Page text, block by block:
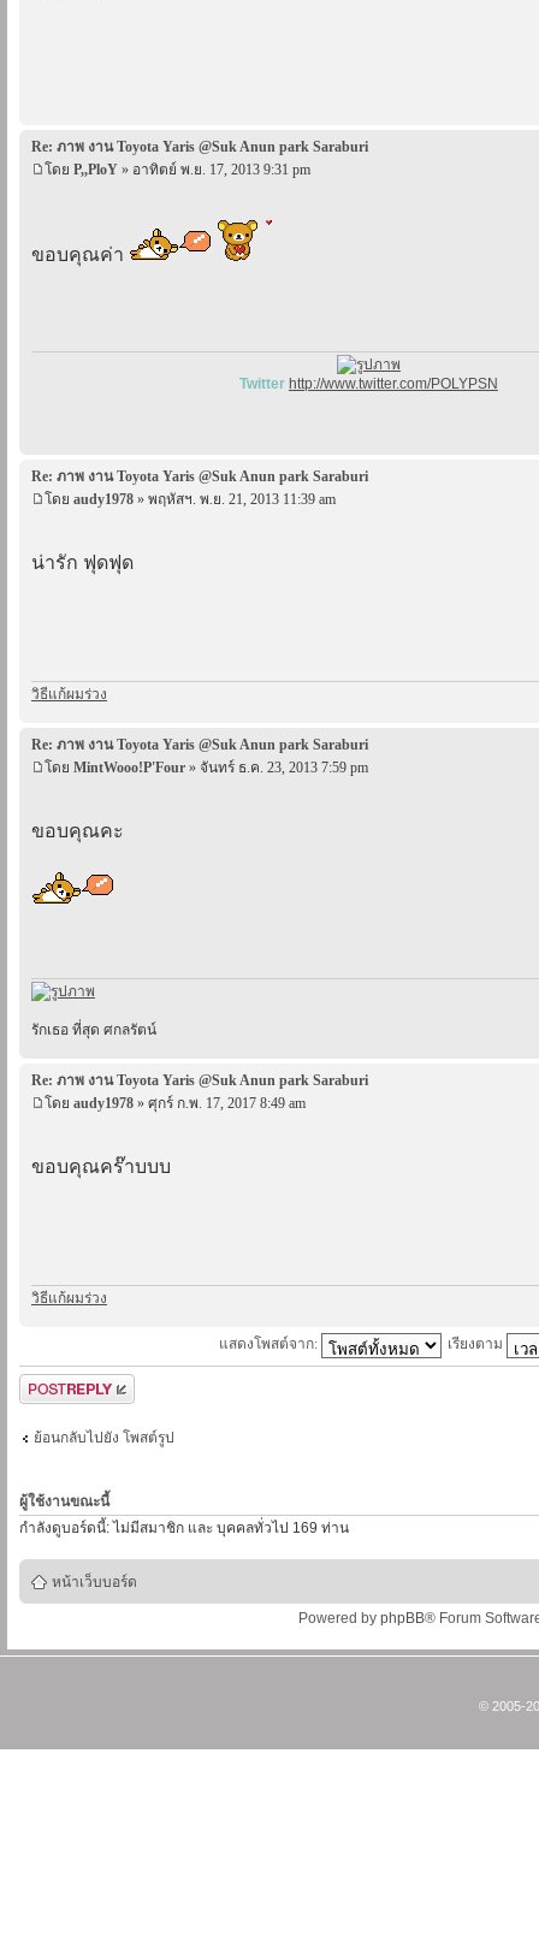
Re: ภาพ งาน Toyota Yaris @Suk Anun park Saraburi
โดย P,,PloY » อาทิตย์ พ.ย. 17, 2013 9:31 pm
ขอบคุณค่า
Twitter http://www.twitter.com/POLYPSN
Re: ภาพ งาน Toyota Yaris @Suk Anun park Saraburi
โดย audy1978 » พฤหัสฯ. พ.ย. 21, 2013 11:39 am
น่ารัก ฟุดฟุด
วิธีแก้ผมร่วง
Re: ภาพ งาน Toyota Yaris @Suk Anun park Saraburi
โดย MintWooo!P'Four » จันทร์ ธ.ค. 23, 2013 7:59 pm
ขอบคุณคะ
รักเธอ ที่สุด ศกลรัตน์
Re: ภาพ งาน Toyota Yaris @Suk Anun park Saraburi
โดย audy1978 » ศุกร์ ก.พ. 17, 2017 8:49 am
ขอบคุณคร๊าบบบ
วิธีแก้ผมร่วง
แสดงโพสต์จาก: เรียงตาม
ตอบกระทู้
ย้อนกลับไปยัง โพสต์รูป
ผู้ใช้งานขณะนี้
กำลังดูบอร์ดนี้: ไม่มีสมาชิก และ บุคคลทั่วไป 169 ท่าน
หน้าเว็บบอร์ด
Powered by phpBB® Forum
© 2005-